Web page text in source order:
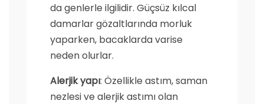
da genlerle ilgilidir. Güçsüz kılcal
damarlar gözaltlarında morluk
yaparken, bacaklarda varise
neden olurlar.
Alerjik yapı: Özellikle astım, saman
nezlesi ve alerjik astımı olan